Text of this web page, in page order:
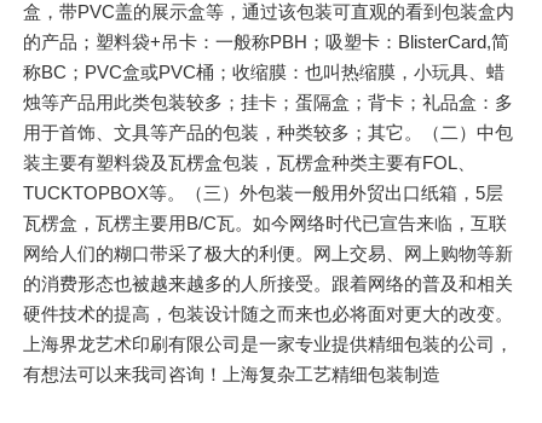
盒，带PVC盖的展示盒等，通过该包装可直观的看到包装盒内
的产品；塑料袋+吊卡：一般称PBH；吸塑卡：BlisterCard,简
称BC；PVC盒或PVC桶；收缩膜：也叫热缩膜，小玩具、蜡
烛等产品用此类包装较多；挂卡；蛋隔盒；背卡；礼品盒：多
用于首饰、文具等产品的包装，种类较多；其它。（二）中包
装主要有塑料袋及瓦楞盒包装，瓦楞盒种类主要有FOL、
TUCKTOPBOX等。（三）外包装一般用外贸出口纸箱，5层
瓦楞盒，瓦楞主要用B/C瓦。如今网络时代已宣告来临，互联
网给人们的糊口带采了极大的利便。网上交易、网上购物等新
的消费形态也被越来越多的人所接受。跟着网络的普及和相关
硬件技术的提高，包装设计随之而来也必将面对更大的改变。
上海界龙艺术印刷有限公司是一家专业提供精细包装的公司，
有想法可以来我司咨询！上海复杂工艺精细包装制造